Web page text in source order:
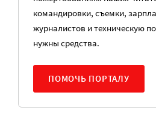
командировки, съемки,
журналистов и техническую
нужны средства.
ПОМОЧЬ ПОРТАЛУ